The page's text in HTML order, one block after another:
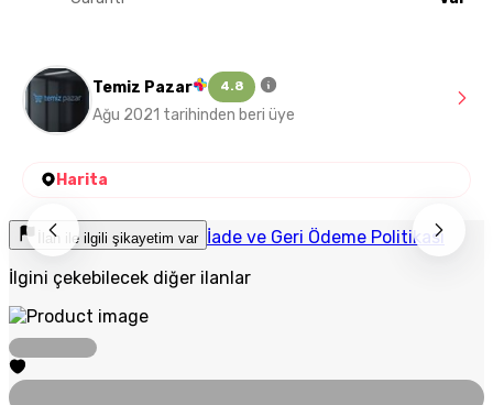
Temiz Pazar 4.8
Ağu 2021 tarihinden beri üye
Harita
İlan ile ilgili şikayetim var İade ve Geri Ödeme Politikası
İlgini çekebilecek diğer ilanlar